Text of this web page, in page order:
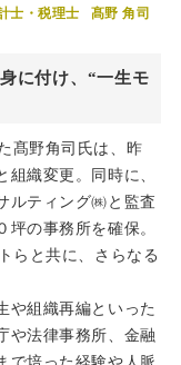
士・税理士
髙野 角司
に付け、“一生モ
髙野角司氏は、昨
織変更。同時に、
ルティング㈱と監査
の事務所を確保。
らと共に、さらなる
や組織再編といった
や法律事務所、金融